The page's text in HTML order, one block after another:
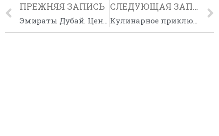
ПРЕЖНЯЯ ЗАПИСЬ СЛЕДУЮЩАЯ ЗАПИСЬ